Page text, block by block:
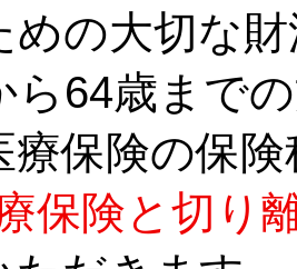
めの大切な
64歳まで
療保険の保
保険と切り